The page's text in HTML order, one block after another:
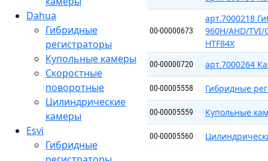
Dahua
Гибридные
регистраторы
Купольные камеры
Скоростные
поворотные
Цилиндрические
камеры
Esvi
Гибридные
00-00000673
арт.7000218
960H/AHD/
HTF84X
00-00000720 арт.7000264
00-00005558 Гибридные
00-00005559 Купольные
00-00005560